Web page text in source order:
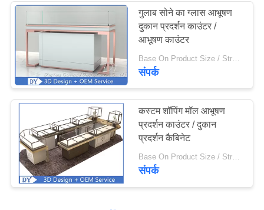
गुलाब सोने का ग्लास आभूषण
दुकान प्रदर्शन काउंटर /
आभूषण काउंटर
Base On Product Size / Structure/Materal MOQ:10 पीसी या संपूर्ण प्रोजेक्ट
संपर्क
कस्टम शॉपिंग मॉल आभूषण
प्रदर्शन काउंटर / दुकान
प्रदर्शन कैबिनेट
Base On Product Size / Structure/Materal MOQ:5 पी.सी.एस
संपर्क